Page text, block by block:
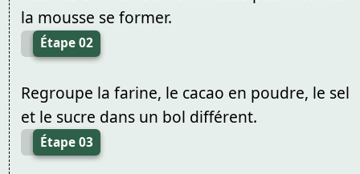
la mousse se former.
Étape 02
Regroupe la farine, le cacao en poudre, le sel
et le sucre dans un bol différent.
Étape 03